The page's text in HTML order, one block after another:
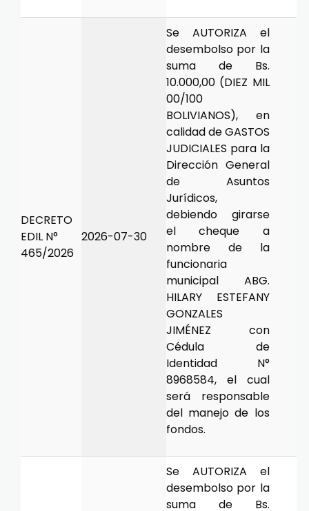
DECRETO
EDIL N°
465/2026
2026-07-30
Se AUTORIZA el
desembolso por la
suma de Bs.
10.000,00 (DIEZ MIL
00/100
BOLIVIANOS), en
calidad de GASTOS
JUDICIALES para la
Dirección General
de Asuntos
Jurídicos,
debiendo girarse
el cheque a
nombre de la
funcionaria
municipal ABG.
HILARY ESTEFANY
GONZALES
JIMÉNEZ con
Cédula de
Identidad N°
8968584, el cual
será responsable
del manejo de los
fondos.
Se AUTORIZA el
desembolso por la
suma de Bs.